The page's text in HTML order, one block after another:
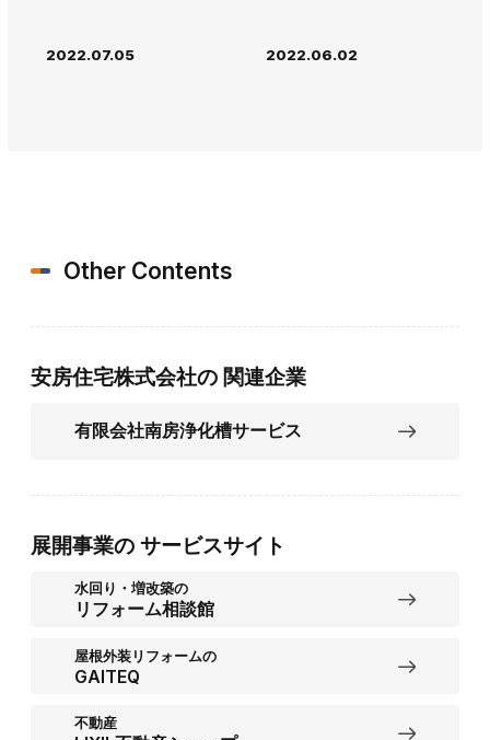
2022.07.05 2022.06.02
Other Contents
安房住宅株式会社の 関連企業
有限会社南房浄化槽サービス
展開事業の サービスサイト
水回り・増改築の
リフォーム相談館
屋根外装リフォームの
GAITEQ
不動産